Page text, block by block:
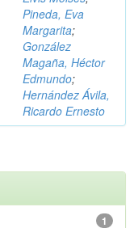
Pineda, Eva
Margarita;
González
Magaña, Héctor
Edmundo;
Hernández Ávila,
Ricardo Ernesto
1